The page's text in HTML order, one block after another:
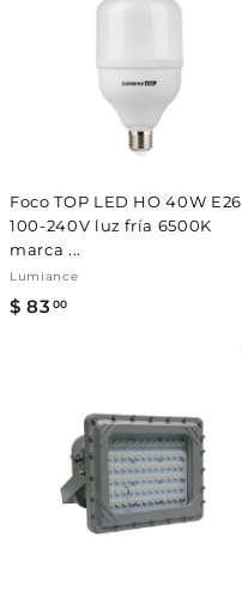
Foco TOP LED HO 40W E26
100-240V luz fría 6500K
marca ...
Lumiance
$ 83 00
0